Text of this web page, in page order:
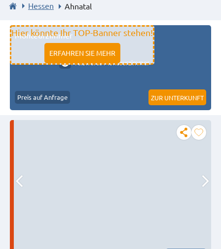
Hessen Ahnatal
Hier könnte Ihr TOP-Banner stehen!
ERFAHREN SIE MEHR
Monteurzimmer
11333 fulda
Preiswerte Monteurzimmer
Preis auf Anfrage ZUR UNTERKUNFT